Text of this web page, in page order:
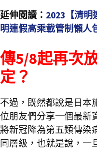
延伸閱讀： 2023【清明
明連假高乘載管制懶人
傳5/8起再次
定？
不過，既然都說是日本
位朋友們分享一個最新
將新冠降為第五類傳染
同層級，也就是說，一